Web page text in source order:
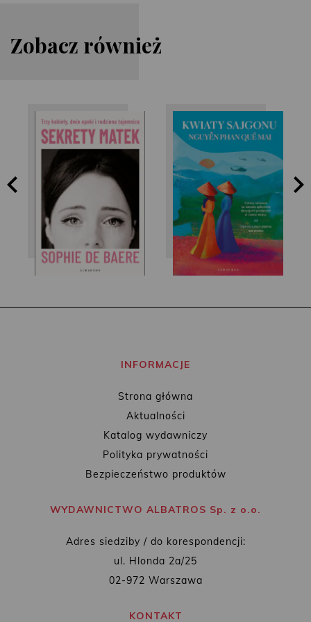
Zobacz również
Sophie de Baere
Nguyễn Phan Quế
Mai
INFORMACJE
Strona główna
Aktualności
Katalog wydawniczy
Polityka prywatności
Bezpieczeństwo produktów
WYDAWNICTWO ALBATROS Sp. z o.o.
Adres siedziby / do korespondencji:
ul. Hlonda 2a/25
02-972 Warszawa
KONTAKT